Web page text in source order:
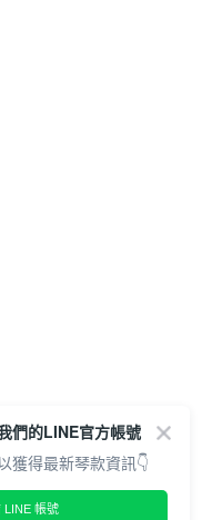
們的LINE官方帳號
獲得最新琴款資訊👇
LINE 帳號